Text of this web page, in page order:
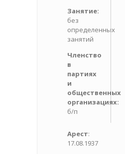
Занятие:
без
определенных
занятий
Членство
в
партиях
и
общественных
организациях:
б/п
Арест:
17.08.1937